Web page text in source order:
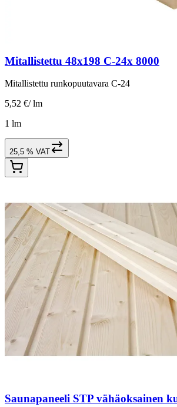
Mitallistettu 48x198 C-24x 8000
Mitallistettu runkopuutavara C-24
5,52 €/ lm
1 lm
25,5 % VAT
Saunapaneeli STP vähäoksainen